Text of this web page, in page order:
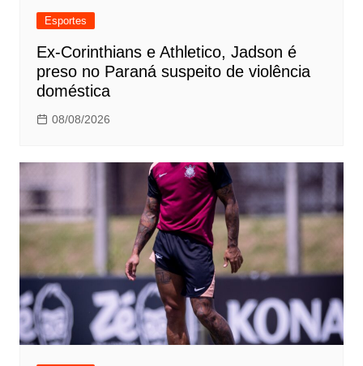
Esportes
Ex-Corinthians e Athletico, Jadson é
preso no Paraná suspeito de violência
doméstica
08/08/2026